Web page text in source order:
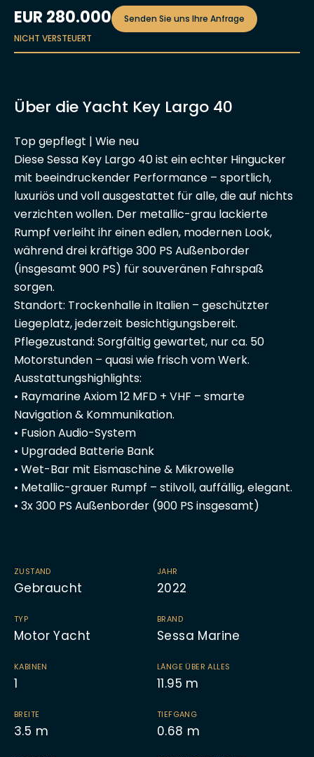
EUR 280.000
Senden Sie uns Ihre Anfrage
NICHT VERSTEUERT
Über die Yacht Key Largo 40
Top gepflegt | Wie neu
Diese Sessa Key Largo 40 ist ein echter Hingucker
mit beeindruckender Performance – sportlich,
luxuriös und voll ausgestattet für alle, die auf nichts
verzichten wollen. Der metallic-grau lackierte
Rumpf verleiht ihr einen edlen, modernen Look,
während drei kräftige 300 PS Außenborder
(insgesamt 900 PS) für souveränen Fahrspaß
sorgen.
Standort: Trockenhalle in Italien – geschützter
Liegeplatz, jederzeit besichtigungsbereit.
Pflegezustand: Sorgfältig gewartet, nur ca. 50
Motorstunden – quasi wie frisch vom Werk.
Ausstattungshighlights:
• Raymarine Axiom 12 MFD + VHF – smarte
Navigation & Kommunikation.
• Fusion Audio-System
• Upgraded Batterie Bank
• Wet-Bar mit Eismaschine & Mikrowelle
• Metallic-grauer Rumpf – stilvoll, auffällig, elegant.
• 3x 300 PS Außenborder (900 PS insgesamt)
ZUSTAND
Gebraucht
JAHR
2022
TYP
Motor Yacht
BRAND
Sessa Marine
KABINEN
1
LÄNGE ÜBER ALLES
11.95 m
BREITE
3.5 m
TIEFGANG
0.68 m